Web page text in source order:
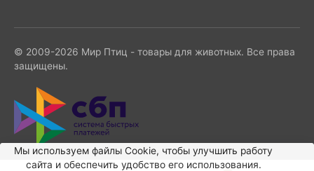
© 2009-2026 Мир Птиц - товары для животных. Все права
защищены.
Мы используем файлы Сookie, чтобы улучшить работу
сайта и обеспечить удобство его использования.